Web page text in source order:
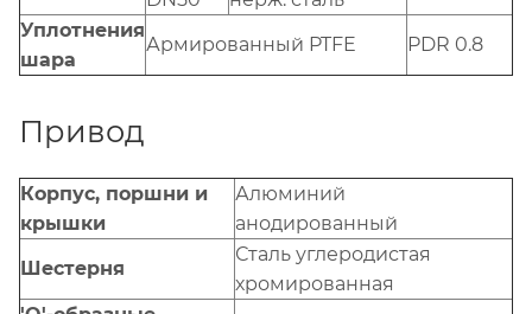
Уплотнения
шара
Армированный PTFE PDR 0.8
Привод
Корпус, поршни и
крышки
Алюминий
анодированный
Шестерня
Сталь углеродистая
хромированная